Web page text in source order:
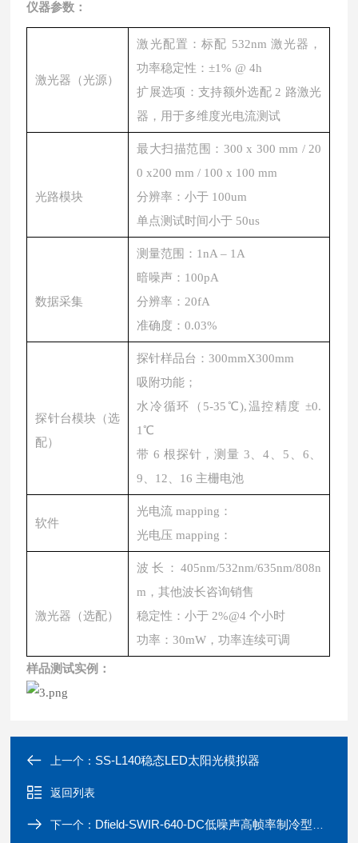
仪器参数：
激光器（光源）
激光配置：标配 532nm 激光器，
功率稳定性：±1% @ 4h
扩展选项：支持额外选配 2 路激光
器，用于多维度光电流测试
光路模块
最大扫描范围：300 x 300 mm / 20
0 x200 mm / 100 x 100 mm
分辨率：小于 100um
单点测试时间小于 50us
数据采集
测量范围：1nA – 1A
暗噪声：100pA
分辨率：20fA
准确度：0.03%
探针台模块（选
配）
探针样品台：300mmX300mm
吸附功能；
水冷循环（5-35℃),温控精度 ±0.
1℃
带 6 根探针，测量 3、4、5、6、
9、12、16 主栅电池
软件
光电流 mapping：
光电压 mapping：
激光器（选配）
波长：405nm/532nm/635nm/808n
m，其他波长咨询销售
稳定性：小于 2%@4 个小时
功率：30mW，功率连续可调
样品测试实例：
上一个： SS-L140稳态LED太阳光模拟器
返回列表
下一个： Dfield-SWIR-640-DC低噪声高帧率制冷型短波红外相机